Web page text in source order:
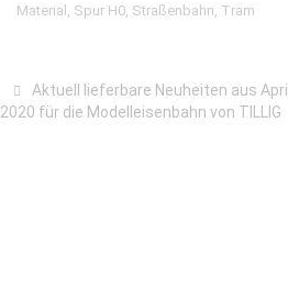
Material , Spur H0, Straßenbahn, Tram
Aktuell lieferbare Neuheiten aus April
2020 für die Modelleisenbahn von TILLIG